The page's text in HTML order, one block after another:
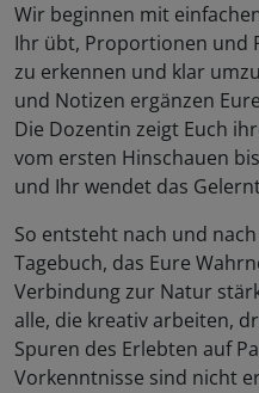
Wir beginnen mit
Ihr übt, Proportionen und
zu erkennen und klar
und Notizen ergänzen
Die Dozentin zeigt Euch
vom ersten Hinschauen
und Ihr wendet das
So entsteht nach und
Tagebuch, das Eure
Verbindung zur Natur
alle, die kreativ arbeiten,
Spuren des Erlebten auf
Vorkenntnisse sind nicht